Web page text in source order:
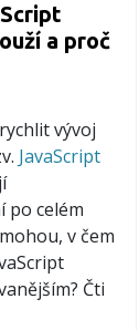
a proč
vývoj
JavaScript
celém
v čem
Čti